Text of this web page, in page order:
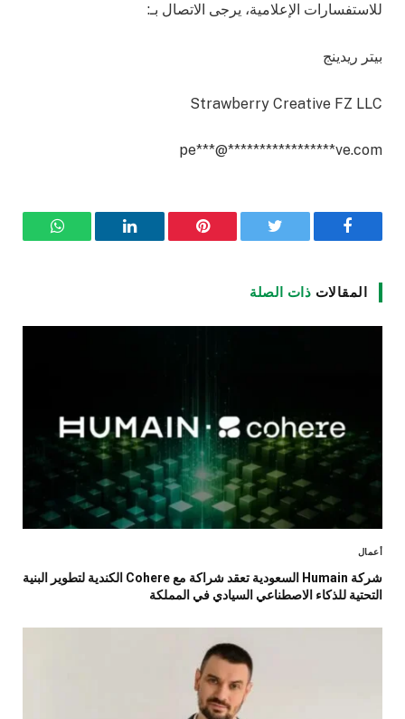
للاستفسارات الإعلامية، يرجى الاتصال بـ:
بيتر ريدينج
Strawberry Creative FZ LLC
pe***@*****************ve.com
فيسبوك تويتر بينتيريست لينكدإن واتساب
المقالات ذات الصلة
أعمال
شركة Humain السعودية تعقد شراكة مع Cohere الكندية لتطوير البنية
التحتية للذكاء الاصطناعي السيادي في المملكة